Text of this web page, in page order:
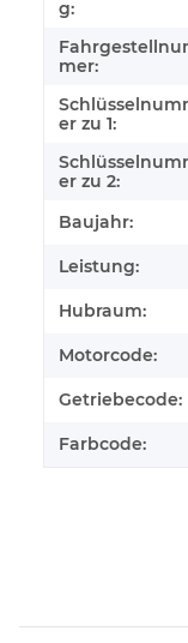
g:
mer:
er zu 1:
er zu 2:
Baujahr:
Leistung:
Hubraum:
Motorcode:
Getriebecode:
Farbcode: